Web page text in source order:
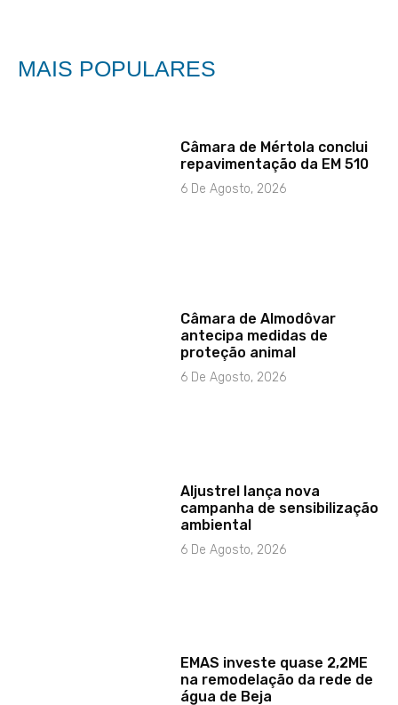
MAIS POPULARES
Câmara de Mértola conclui
repavimentação da EM 510
6 De Agosto, 2026
Câmara de Almodôvar
antecipa medidas de
proteção animal
6 De Agosto, 2026
Aljustrel lança nova
campanha de sensibilização
ambiental
6 De Agosto, 2026
EMAS investe quase 2,2ME
na remodelação da rede de
água de Beja